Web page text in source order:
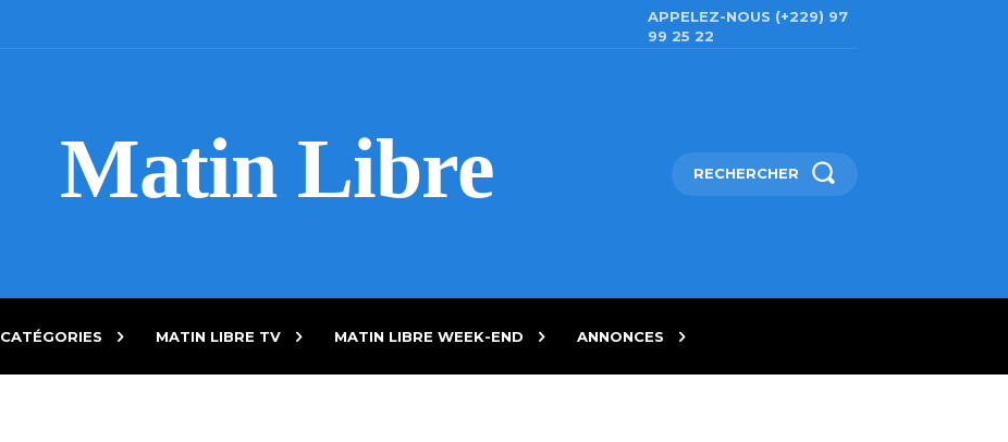
APPELEZ-NOUS (+229) 97
99 25 22
Matin Libre RECHERCHER
CATÉGORIES MATIN LIBRE TV MATIN LIBRE WEEK-END ANNONCES